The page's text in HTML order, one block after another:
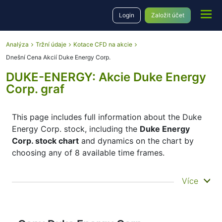
Login Založit účet
Analýza Tržní údaje
Kotace CFD na akcie
Dnešní Cena Akcií Duke Energy Corp.
DUKE-ENERGY: Akcie Duke Energy
Corp. graf
This page includes full information about the Duke
Energy Corp. stock, including the Duke Energy
Corp. stock chart and dynamics on the chart by
choosing any of 8 available time frames.
By moving the start and end of the timeframe in the
type of display of the
Duke Energy Corp. stock
Více